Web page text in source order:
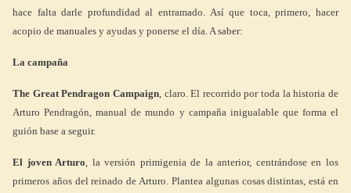
hace falta darle profundidad al entramado. Así que toca, primero, hacer
acopio de manuales y ayudas y ponerse el día. A saber:
La campaña
The Great Pendragon Campaign, claro. El recorrido por toda la historia de
Arturo Pendragón, manual de mundo y campaña inigualable que forma el
guión base a seguir.
El joven Arturo, la versión primigenia de la anterior, centrándose en los
primeros años del reinado de Arturo. Plantea algunas cosas distintas, está en